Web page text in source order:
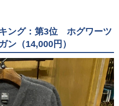
ング：第3位 ホグワーツ
ン（14,000円）